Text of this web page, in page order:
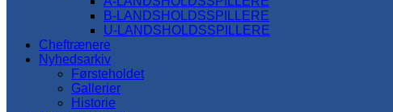
B-LANDSHOLDSSPILLERE
U-LANDSHOLDSSPILLERE
Cheftrænere
Nyhedsarkiv
Førsteholdet
Gallerier
Historie